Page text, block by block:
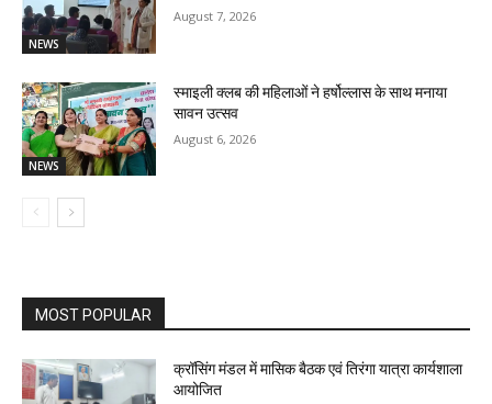
NEWS
August 7, 2026
NEWS
स्माइली क्लब की महिलाओं ने हर्षोल्लास के साथ मनाया
सावन उत्सव
August 6, 2026
MOST POPULAR
क्रॉसिंग मंडल में मासिक बैठक एवं तिरंगा यात्रा कार्यशाला
आयोजित